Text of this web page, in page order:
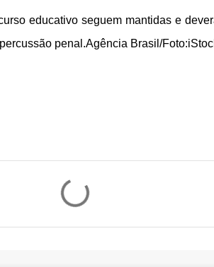
educativo seguem mantidas e
penal.Agência Brasil/